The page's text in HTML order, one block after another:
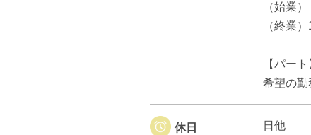
（始業
（終業
【パート
希望の勤
休日
日他